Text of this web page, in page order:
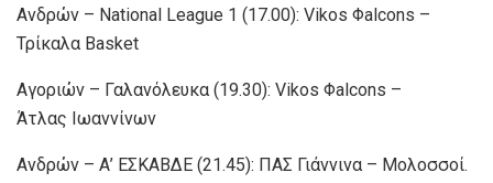
Ανδρών – National League 1 (17.00): Vikos Φalcons –
Τρίκαλα Basket
Αγοριών – Γαλανόλευκα (19.30): Vikos Φalcons –
Άτλας Ιωαννίνων
Ανδρών – Α’ ΕΣΚΑΒΔΕ (21.45): ΠΑΣ Γιάννινα – Μολοσσοί.